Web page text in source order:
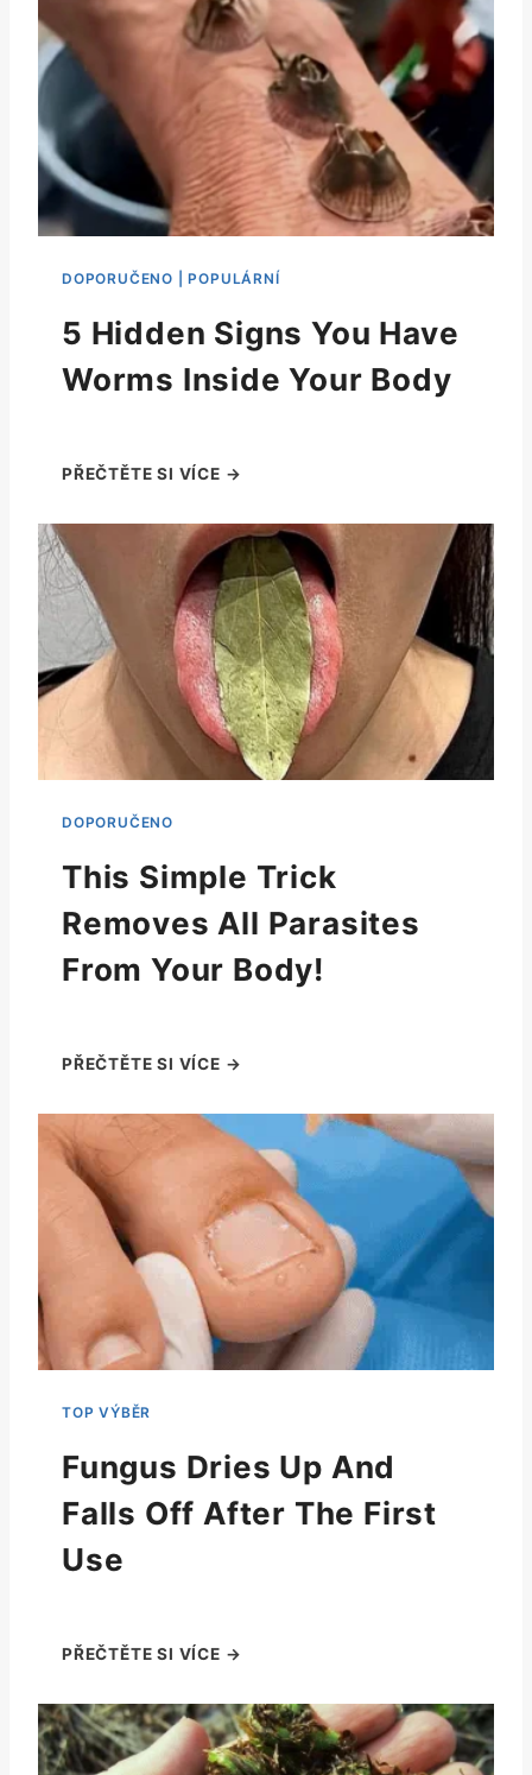
5 Hidden Signs You Have
Worms Inside Your Body
This Simple Trick
Removes All Parasites
From Your Body!
Fungus Dries Up And
Falls Off After The First
Use